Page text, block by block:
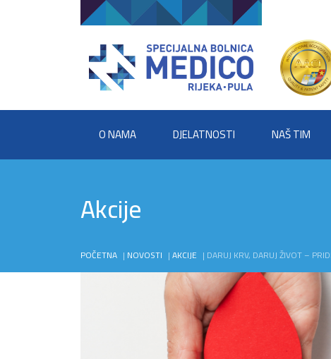
O NAMA DJELATNOSTI NAŠ TIM
Akcije
POČETNA | NOVOSTI |AKCIJE | DARUJ KRV, DARUJ ŽIVOT –